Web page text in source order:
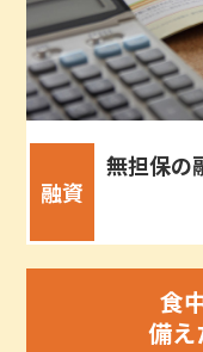
融資
無担保の
食
備え